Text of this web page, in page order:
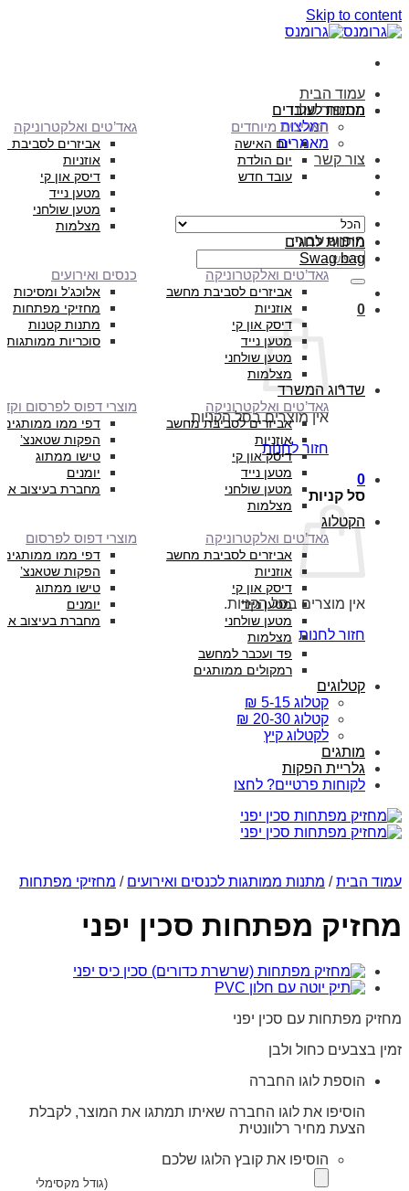
Skip to content
עמוד הבית
הסיפור שלנו
המלצות
מאמרים
צור קשר
חיפוש עבור:
0
אין מוצרים בסל הקניות.
חזור לחנות
0
סל קניות
אין מוצרים בסל הקניות.
חזור לחנות
מתנות לעובדים
תאריכים מיוחדים
יום האישה
יום הולדת
עובד חדש
גאד’טים ואלקטרוניקה
אביזרים לסביבת
אוזניות
דיסק און קי
מטען נייד
מטען שולחני
מצלמות
מתנות לחגים
Swag bag
גאד’טים ואלקטרוניקה
אביזרים לסביבת מחשב
אוזניות
דיסק און קי
מטען נייד
מטען שולחני
מצלמות
כנסים ואירועים
אלוכג’ל ומסיכות
מחזיקי מפתחות
מתנות קטנות
סוכריות ממותגות
שדרוג המשרד
גאד’טים ואלקטרוניקה
אביזרים לסביבת מחשב
אוזניות
דיסק און קי
מטען נייד
מטען שולחני
מצלמות
מוצרי דפוס לפרסום
דפי ממו ממותגים
הפקות שטאנצ’
טישו ממתוג
יומנים
מחברת בעיצוב
הקטלוג
גאד’טים ואלקטרוניקה
אביזרים לסביבת מחשב
אוזניות
דיסק און קי
מטען נייד
מטען שולחני
מצלמות
פד ועכבר למחשב
רמקולים ממותגים
מוצרי דפוס לפרסום
דפי ממו ממותגים
הפקות שטאנצ’
טישו ממתוג
יומנים
מחברת בעיצוב
קטלוגים
קטלוג 5-15 ₪
קטלוג 20-30 ₪
לקטלוג קיץ
מותגים
גלריית הפקות
לקוחות פרטיים? לחצו
עמוד הבית / מתנות ממותגות לכנסים ואירועים / מחזיקי מפתחות
מחזיק מפתחות סכין יפני
מחזיק מפתחות עם סכין יפני
זמין בצבעים כחול ולבן
הוספת לוגו החברה
הוסיפו את לוגו החברה שאיתו תמתגו את המוצר, לקבלת
הצעת מחיר רלוונטית
הוסיפו את קובץ הלוגו שלכם
(גודל מקסימלי